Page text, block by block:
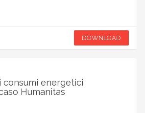
DOWNLOAD
consumi energetici
Humanitas